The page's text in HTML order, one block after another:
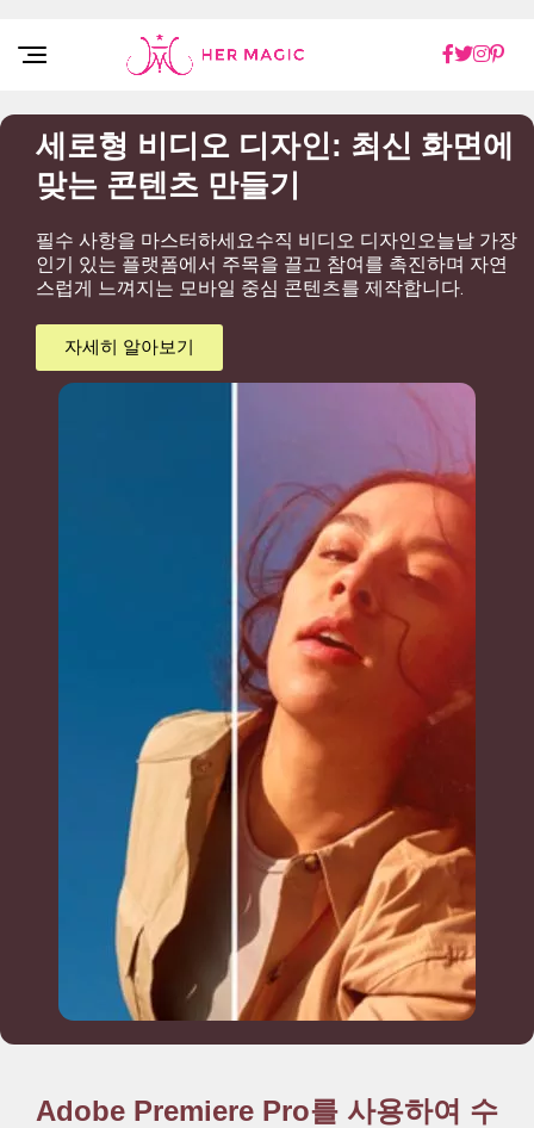
Rakuten Marketing UK
세로형 비디오 디자인: 최신 화면에
맞는 콘텐츠 만들기
필수 사항을 마스터하세요수직 비디오 디자인오늘날 가장
인기 있는 플랫폼에서 주목을 끌고 참여를 촉진하며 자연
스럽게 느껴지는 모바일 중심 콘텐츠를 제작합니다.
자세히 알아보기
Adobe Premiere Pro를 사용하여 수